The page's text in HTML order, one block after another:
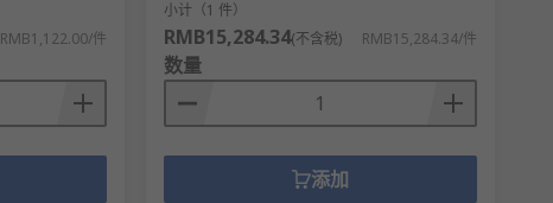
RMB1,122.00/件
小计（1 件）
RMB15,284.34(不含税) RMB15,284.34/件
数量
添加